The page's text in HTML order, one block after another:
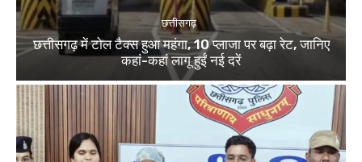
छत्तीसगढ़
छत्तीसगढ़ में टोल टैक्स हुआ महंगा, 10 प्लाजा पर बढ़ा रेट, जानिए
कहां-कहां लागू हुईं नई दरें